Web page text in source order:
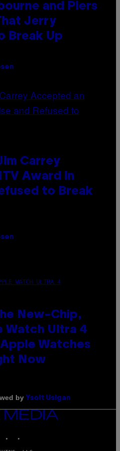
and Piers
Jerry
Break Up
Carrey
Award in
to Break
WATCH ULTRA 4
New-Chip,
Watch Ultra 4
Watches
Now
by Ysolt Usigan